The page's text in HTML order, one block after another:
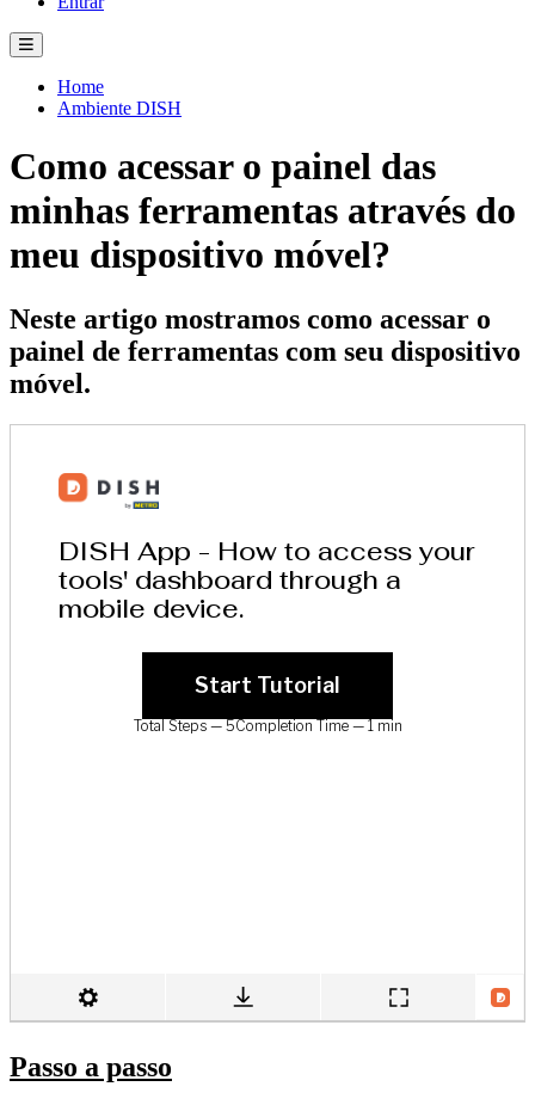
Home
Ambiente DISH
Como acessar o painel das
minhas ferramentas através do
meu dispositivo móvel?
Neste artigo mostramos como acessar o
painel de ferramentas com seu dispositivo
móvel.
Passo a passo